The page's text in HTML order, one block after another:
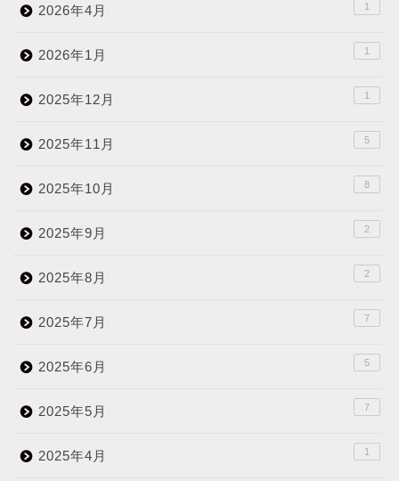
2026年4月 1
2026年1月 1
2025年12月 1
2025年11月 5
2025年10月 8
2025年9月 2
2025年8月 2
2025年7月 7
2025年6月 5
2025年5月 7
2025年4月 1